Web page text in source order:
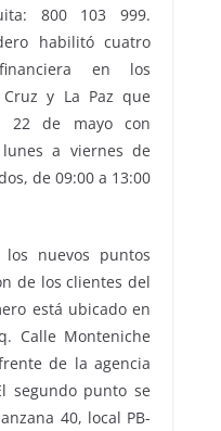
800 103 999.
habilitó cuatro
en los
y La Paz que
22 de mayo con
a viernes de
de 09:00 a 13:00
nuevos puntos
de los clientes del
está ubicado en
Calle Monteniche
de la agencia
segundo punto se
40, local PB-